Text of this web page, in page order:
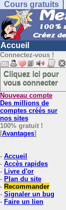
Cours gratuits
Accueil
Connectez-vous !
Cliquez ici pour
vous connecter
Nouveau compte
Des millions de
comptes créés sur
nos sites
100% gratuit !
[Avantages]
- Accueil
- Accès rapides
- Livre d'or
- Plan du site
- Recommander
- Signaler un bug
- Faire un lien